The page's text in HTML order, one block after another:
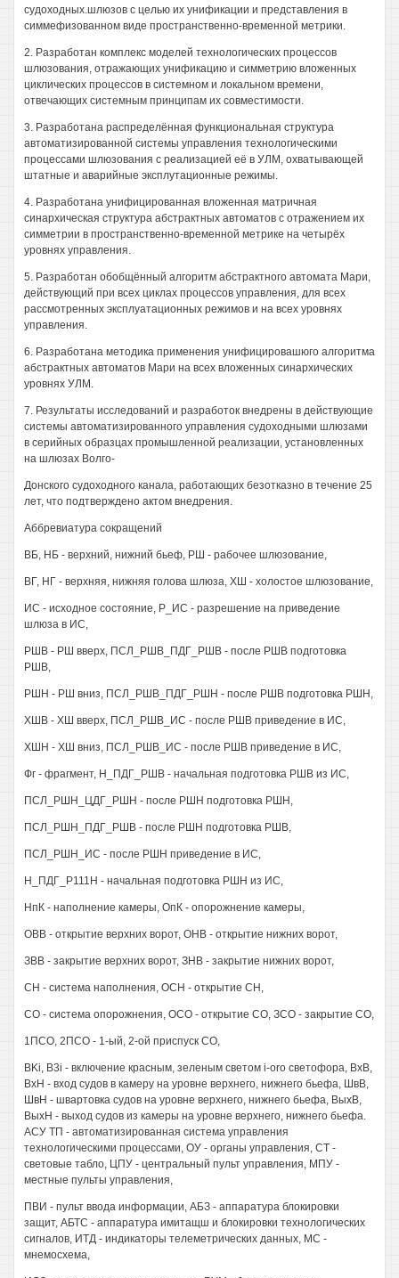
судоходных.шлюзов с целью их унификации и представления в
симмефизованном виде пространственно-временной метрики.
2. Разработан комплекс моделей технологических процессов
шлюзования, отражающих унификацию и симметрию вложенных
циклических процессов в системном и локальном времени,
отвечающих системным принципам их совместимости.
3. Разработана распределённая функциональная структура
автоматизированной системы управления технологическими
процессами шлюзования с реализацией её в УЛМ, охватывающей
штатные и аварийные эксплутационные режимы.
4. Разработана унифицированная вложенная матричная
синархическая структура абстрактных автоматов с отражением их
симметрии в пространственно-временной метрике на четырёх
уровнях управления.
5. Разработан обобщённый алгоритм абстрактного автомата Мари,
действующий при всех циклах процессов управления, для всех
рассмотренных эксплуатационных режимов и на всех уровнях
управления.
6. Разработана методика применения унифицировашюго алгоритма
абстрактных автоматов Мари на всех вложенных синархических
уровнях УЛМ.
7. Результаты исследований и разработок внедрены в действующие
системы автоматизированного управления судоходными шлюзами
в серийных образцах промышленной реализации, установленных
на шлюзах Волго-
Донского судоходного канала, работающих безотказно в течение 25
лет, что подтверждено актом внедрения.
Аббревиатура сокращений
ВБ, НБ - верхний, нижний бьеф, РШ - рабочее шлюзование,
ВГ, НГ - верхняя, нижняя голова шлюза, ХШ - холостое шлюзование,
ИС - исходное состояние, Р_ИС - разрешение на приведение
шлюза в ИС,
РШВ - РШ вверх, ПСЛ_РШВ_ПДГ_РШВ - после РШВ подготовка
РШВ,
РШН - РШ вниз, ПСЛ_РШВ_ПДГ_РШН - после РШВ подготовка РШН,
ХШВ - ХШ вверх, ПСЛ_РШВ_ИС - после РШВ приведение в ИС,
ХШН - ХШ вниз, ПСЛ_РШВ_ИС - после РШВ приведение в ИС,
Фг - фрагмент, Н_ПДГ_РШВ - начальная подготовка РШВ из ИС,
ПСЛ_РШН_ЦДГ_РШН - после РШН подготовка РШН,
ПСЛ_РШН_ПДГ_РШВ - после РШН подготовка РШВ,
ПСЛ_РШН_ИС - после РШН приведение в ИС,
Н_ПДГ_Р111Н - начальная подготовка РШН из ИС,
НпК - наполнение камеры, ОпК - опорожнение камеры,
ОВВ - открытие верхних ворот, ОНВ - открытие нижних ворот,
ЗВВ - закрытие верхних ворот, ЗНВ - закрытие нижних ворот,
СН - система наполнения, ОСН - открытие СН,
СО - система опорожнения, ОСО - открытие СО, ЗСО - закрытие СО,
1ПСО, 2ПСО - 1-ый, 2-ой приспуск СО,
BKi, B3i - включение красным, зеленым светом i-oro светофора, ВхВ,
ВхН - вход судов в камеру на уровне верхнего, нижнего бьефа, ШвВ,
ШвН - швартовка судов на уровне верхнего, нижнего бьефа, ВыхВ,
ВыхН - выход судов из камеры на уровне верхнего, нижнего бьефа.
АСУ ТП - автоматизированная система управления
технологическими процессами, ОУ - органы управления, СТ -
световые табло, ЦПУ - центральный пульт управления, МПУ -
местные пульты управления,
ПВИ - пульт ввода информации, АБЗ - аппаратура блокировки
защит, АБТС - аппаратура имитащш и блокировки технологических
сигналов, ИТД - индикаторы телеметрических данных, МС -
мнемосхема,